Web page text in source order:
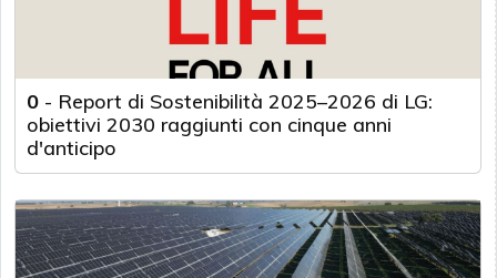
0 - Report di Sostenibilità 2025–2026 di LG:
obiettivi 2030 raggiunti con cinque anni
d'anticipo